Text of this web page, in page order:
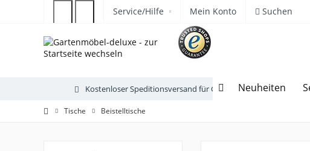
Service/Hilfe Mein Konto Suchen
Neuheiten
Kostenloser Speditionsversand für Gartenmöbel
Tische Beistelltische